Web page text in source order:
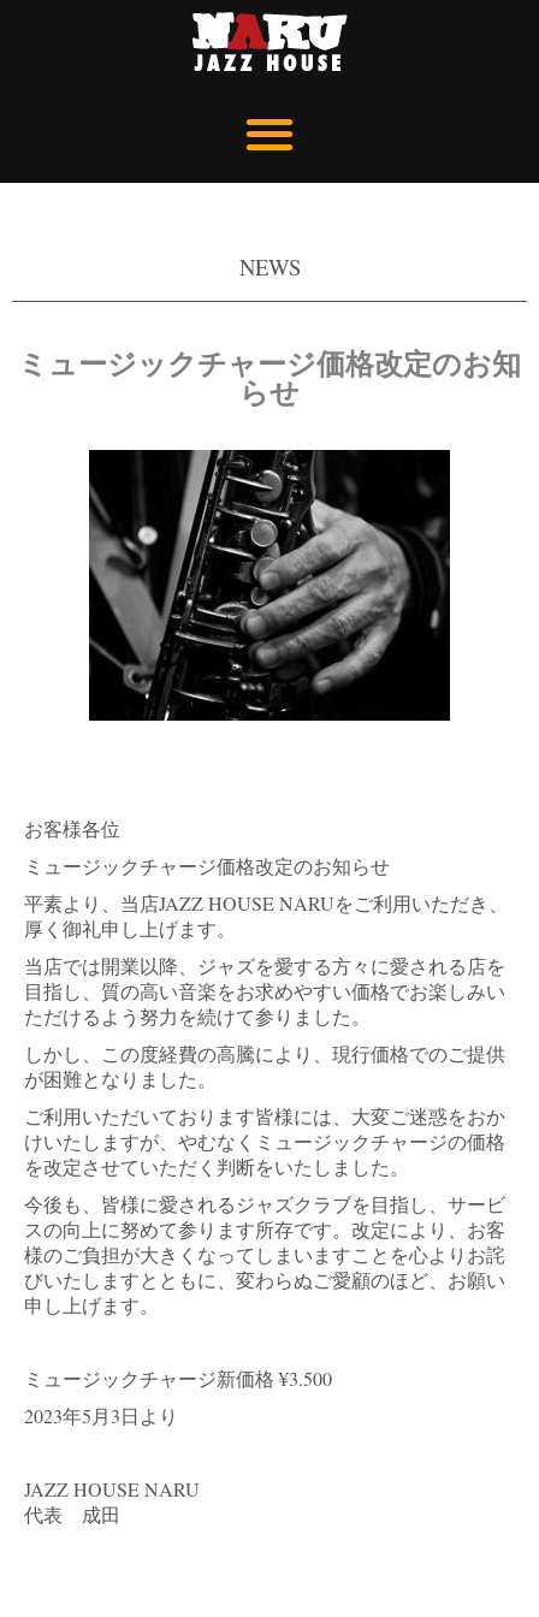
NEWS
ミュージックチャージ価格改定のお知
らせ
お客様各位
ミュージックチャージ価格改定のお知らせ
平素より、当店JAZZ HOUSE NARUをご利用いただき、
厚く御礼申し上げます。
当店では開業以降、ジャズを愛する方々に愛される店を
目指し、質の高い音楽をお求めやすい価格でお楽しみい
ただけるよう努力を続けて参りました。
しかし、この度経費の高騰により、現行価格でのご提供
が困難となりました。
ご利用いただいております皆様には、大変ご迷惑をおか
けいたしますが、やむなくミュージックチャージの価格
を改定させていただく判断をいたしました。
今後も、皆様に愛されるジャズクラブを目指し、サービ
スの向上に努めて参ります所存です。改定により、お客
様のご負担が大きくなってしまいますことを心よりお詫
びいたしますとともに、変わらぬご愛顧のほど、お願い
申し上げます。
ミュージックチャージ新価格 ¥3.500
2023年5月3日より
JAZZ HOUSE NARU
代表 成田